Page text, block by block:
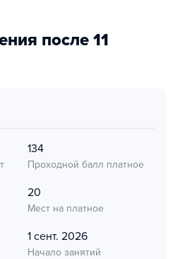
после 11
134
Проходной балл платное
20
Мест на платное
1 сент. 2026
Начало занятий